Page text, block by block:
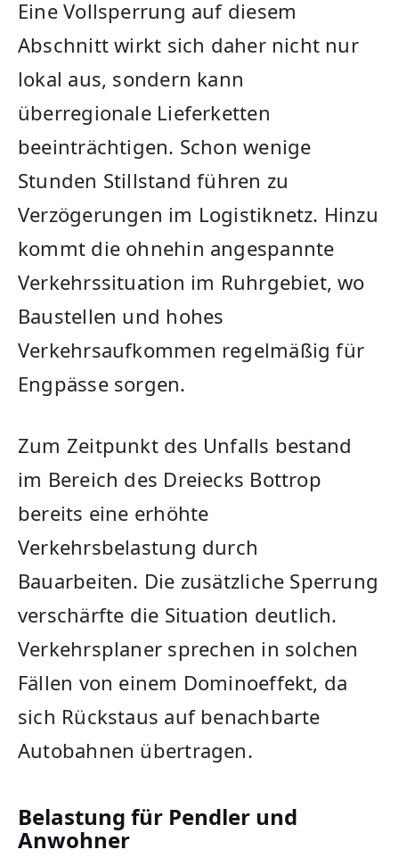
Eine Vollsperrung auf diesem
Abschnitt wirkt sich daher nicht nur
lokal aus, sondern kann
überregionale Lieferketten
beeinträchtigen. Schon wenige
Stunden Stillstand führen zu
Verzögerungen im Logistiknetz. Hinzu
kommt die ohnehin angespannte
Verkehrssituation im Ruhrgebiet, wo
Baustellen und hohes
Verkehrsaufkommen regelmäßig für
Engpässe sorgen.
Zum Zeitpunkt des Unfalls bestand
im Bereich des Dreiecks Bottrop
bereits eine erhöhte
Verkehrsbelastung durch
Bauarbeiten. Die zusätzliche Sperrung
verschärfte die Situation deutlich.
Verkehrsplaner sprechen in solchen
Fällen von einem Dominoeffekt, da
sich Rückstaus auf benachbarte
Autobahnen übertragen.
Belastung für Pendler und
Anwohner